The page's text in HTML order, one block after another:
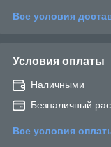
Все условия
Условия оплаты
Наличными
Безналичный
Все условия